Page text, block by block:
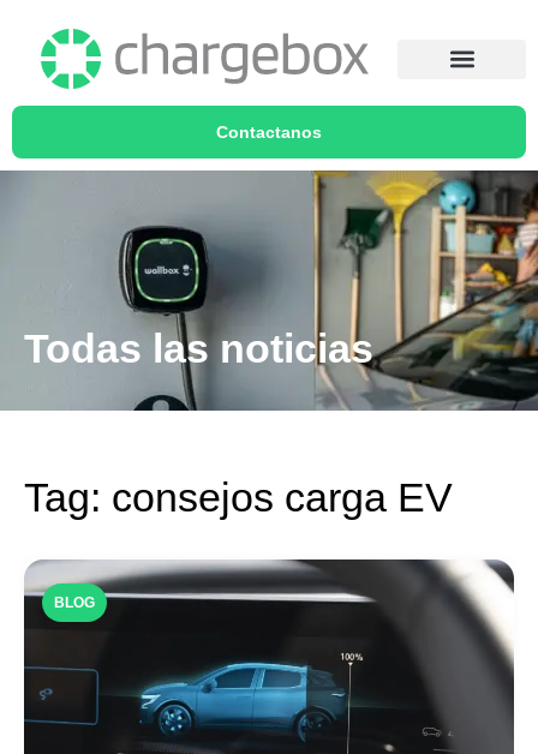
Contactanos
Todas las noticias
Tag: consejos carga EV
BLOG